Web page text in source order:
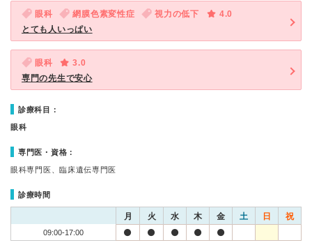
眼科 網膜色素変性症 視力の低下
4.0
とても人いっぱい
眼科
3.0
専門の先生で安心
診療科目：
眼科
専門医・資格：
眼科専門医、臨床遺伝専門医
診療時間
月 火 水 木 金 土 日 祝
09:00-17:00